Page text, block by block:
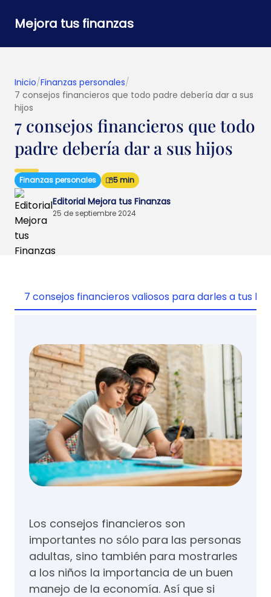
Mejora tus finanzas
Inicio/Finanzas personales/
7 consejos financieros que todo padre debería dar a sus
hijos
7 consejos financieros que todo
padre debería dar a sus hijos
Finanzas personales 5 min
Editorial Mejora tus Finanzas
25 de septiembre 2024
7 consejos financieros valiosos para darles a tus
Los consejos financieros son
importantes no sólo para las personas
adultas, sino también para mostrarles
a los niños la importancia de un buen
manejo de la economía. Así que si